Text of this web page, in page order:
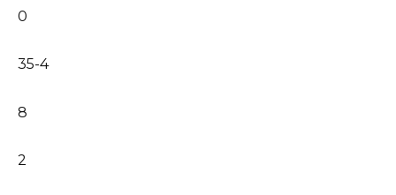
0
35-4
8
2